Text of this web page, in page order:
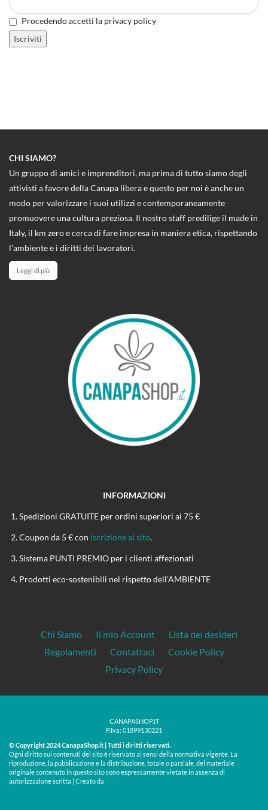
Procedendo accetti la privacy policy
CHI SIAMO?
Un gruppo di amici e imprenditori, ma prima di tutto siamo degli
attivisti a favore della Canapa libera e questo per noi è anche un
modo per valorizzare i suoi utilizzi e contemporaneamente
promuovere una cultura preziosa. Il nostro staff predilige il made in
Italy, il km zero e cerca di fare impresa in maniera etica, rispettando
l'ambiente e i diritti dei lavoratori.
Leggi di più
INFORMAZIONI
Spedizioni GRATUITE per ordini superiori ai 75 €
Coupon da 5 € con iscrizione al sito.
Sistema PUNTI PREMIO per i clienti affezionati
Prodotti eco-sostenibili nel rispetto dell'AMBIENTE
Chi Siamo Il mio Account
Lista dei desideri
Regolamenti
Contattaci
Cookie Policy
Privacy Policy
CANAPASHOP.IT
P.Iva: 01899130221
© Copyright 2024 CanapaShop.it | Tutti i diritti riservati.
Ogni diritto sui contenuti del sito è riservato ai sensi della normativa vigente. La
riproduzione, la pubblicazione e la distribuzione, totale o parziale, del materiale
originale contenuto in questo sito sono espressamente vietate in assenza di
autorizzazione scritta | Creato da